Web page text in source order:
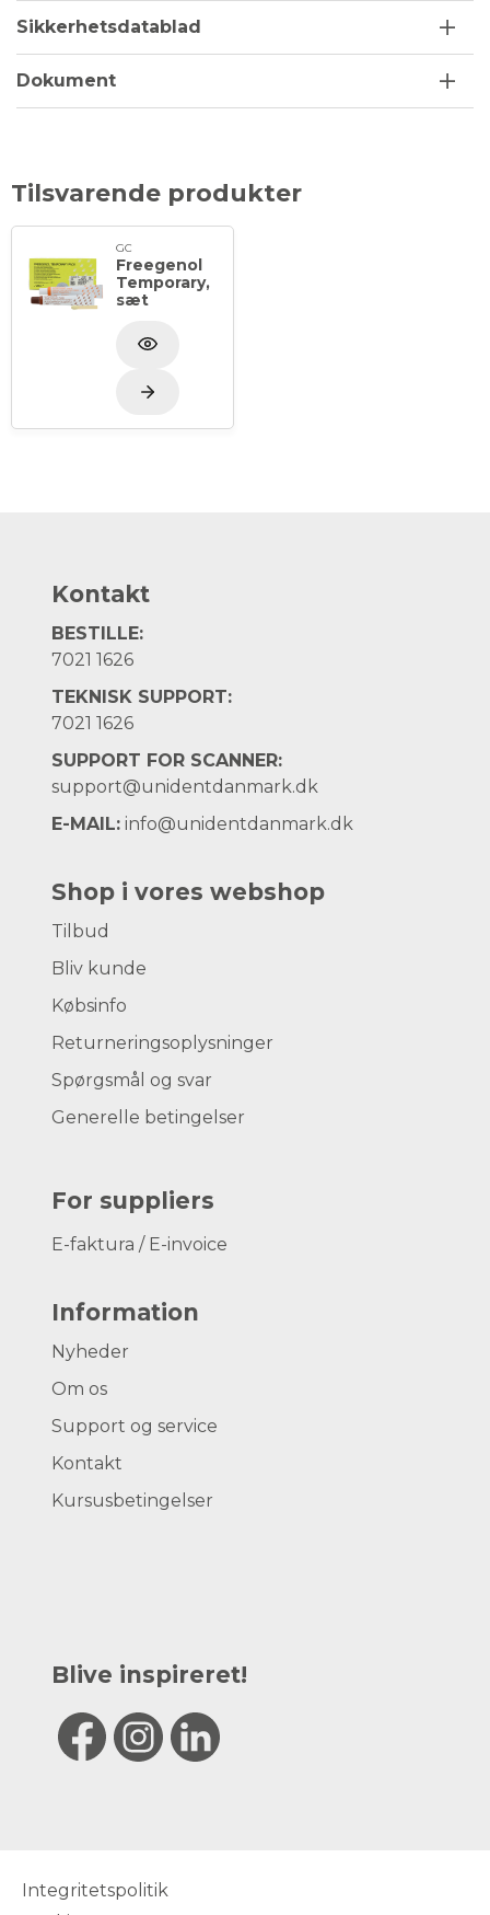
muliggør exceptionel håndtering og resulterer i
Ved tilsætning af Temp-Bond™ Modifier, kan der
ændres på hårdheden af Temp-Bond cementen.
Sikkerhetsdatablad
Dokument
Tilsvarende produkter
GC
Freegenol
Temporary,
sæt
Kontakt
BESTILLE:
7021 1626
TEKNISK SUPPORT:
7021 1626
SUPPORT FOR SCANNER:
support@unidentdanmark.dk
E-MAIL: info@unidentdanmark.dk
Shop i vores webshop
Tilbud
Bliv kunde
Købsinfo
Returneringsoplysninger
Spørgsmål og svar
Generelle betingelser
For suppliers
E-faktura / E-invoice
Information
Nyheder
Om os
Support og service
Kontakt
Kursusbetingelser
Blive inspireret!
Integritetspolitik